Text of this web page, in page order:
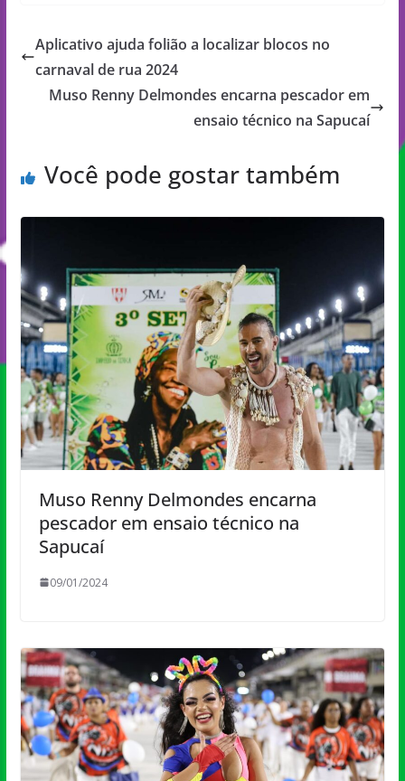
Aplicativo ajuda folião a localizar blocos no
carnaval de rua 2024
Muso Renny Delmondes encarna pescador em
ensaio técnico na Sapucaí
Você pode gostar também
Muso Renny Delmondes encarna
pescador em ensaio técnico na
Sapucaí
09/01/2024